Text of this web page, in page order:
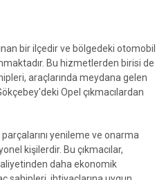
bir ilçedir ve bölgedeki otomobil
Bu hizmetlerden birisi de
araçlarında meydana gelen
Opel çıkmacılardan
parçalarını yenileme ve onarma
kişilerdir. Bu çıkmacılar,
daha ekonomik